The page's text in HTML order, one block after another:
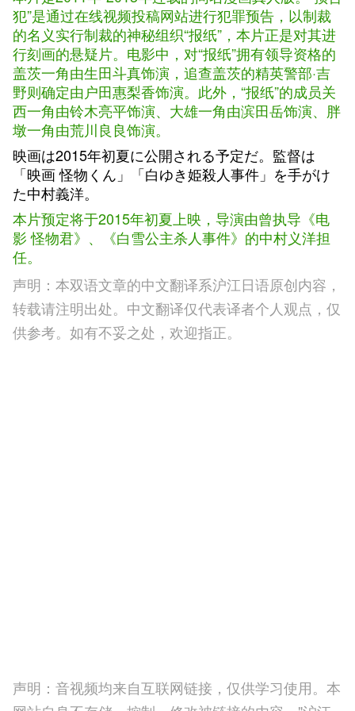
犯”是通过在线视频投稿网站进行犯罪预告，以制裁
的名义实行制裁的神秘组织“报纸”，本片正是对其进
行刻画的悬疑片。电影中，对“报纸”拥有领导资格的
盖茨一角由生田斗真饰演，追查盖茨的精英警部·吉
野则确定由户田惠梨香饰演。此外，“报纸”的成员关
西一角由铃木亮平饰演、大雄一角由滨田岳饰演、胖
墩一角由荒川良良饰演。
映画は2015年初夏に公開される予定だ。監督は
「映画 怪物くん」「白ゆき姫殺人事件」を手がけ
た中村義洋。
本片预定将于2015年初夏上映，导演由曾执导《电
影 怪物君》、《白雪公主杀人事件》的中村义洋担
任。
声明：本双语文章的中文翻译系沪江日语原创内容，
转载请注明出处。中文翻译仅代表译者个人观点，仅
供参考。如有不妥之处，欢迎指正。
声明：音视频均来自互联网链接，仅供学习使用。本